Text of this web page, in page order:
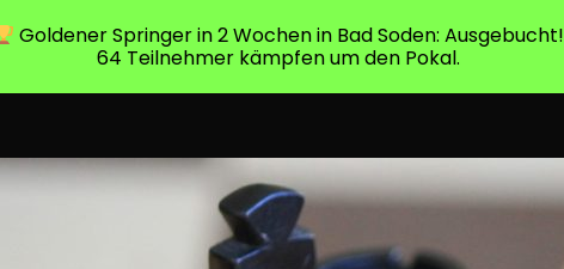
Goldener Springer in 2 Wochen in Bad Soden: Ausgebucht!
64 Teilnehmer kämpfen um den Pokal.